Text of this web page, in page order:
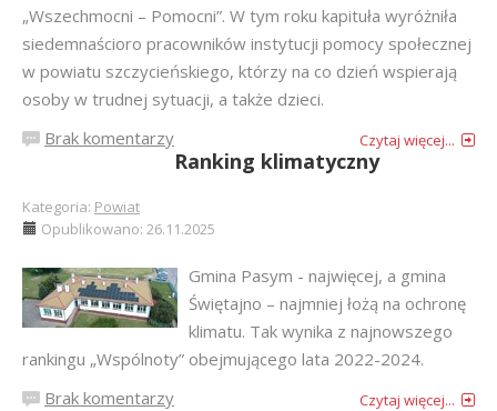
„Wszechmocni – Pomocni”. W tym roku kapituła wyróżniła
siedemnaścioro pracowników instytucji pomocy społecznej
w powiatu szczycieńskiego, którzy na co dzień wspierają
osoby w trudnej sytuacji, a także dzieci.
Brak komentarzy
Czytaj więcej...
Ranking klimatyczny
Kategoria: Powiat
Opublikowano: 26.11.2025
Gmina Pasym - najwięcej, a gmina
Świętajno – najmniej łożą na ochronę
klimatu. Tak wynika z najnowszego
rankingu „Wspólnoty” obejmującego lata 2022-2024.
Brak komentarzy
Czytaj więcej...